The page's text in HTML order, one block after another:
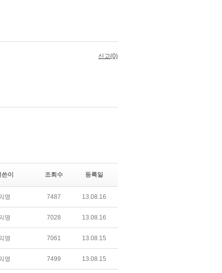
이 조회수 등록일
명 7487 13.08.16
명 7028 13.08.16
명 7061 13.08.15
명 7499 13.08.15